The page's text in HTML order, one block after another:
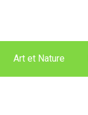
Art et Nature